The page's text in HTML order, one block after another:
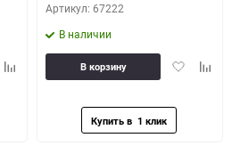
Добавить
Артикул: 67222
В наличии
Добавить
В корзину